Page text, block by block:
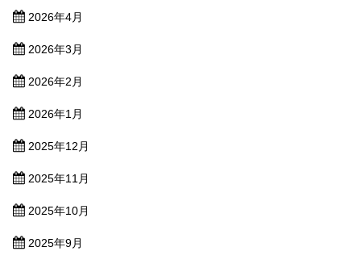
2026年4月
2026年3月
2026年2月
2026年1月
2025年12月
2025年11月
2025年10月
2025年9月